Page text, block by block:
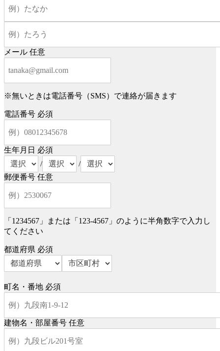
メール 任意
※無いときは電話番号（SMS）で連絡が届きます
電話番号 必須
生年月日 必須
/
/
郵便番号 任意
「1234567」または「123-4567」のように半角数字で入力し
てください
都道府県 必須
町名・番地 必須
建物名・部屋番号 任意